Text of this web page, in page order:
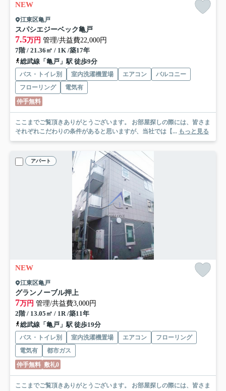
NEW
江東区亀戸
スパシエジーベック亀戸
7.5万円 管理/共益費22,000円
7階 / 21.36㎡ / 1K /築17年
総武線「亀戸」駅 徒歩9分
バス・トイレ別 室内洗濯機置場 エアコン
バルコニー
フローリング
電気有
仲手無料
ここまでご覧頂きありがとうございます。 お部屋探しの際には、皆さま
それぞれこだわりの条件があると思いますが、当社では【... もっと見る
アパート
NEW
江東区亀戸
グランノーブル押上
7万円 管理/共益費3,000円
2階 / 13.05㎡ / 1R /築11年
総武線「亀戸」駅 徒歩19分
バス・トイレ別 室内洗濯機置場 エアコン
フローリング
電気有
都市ガス
仲手無料 敷礼0
ここまでご覧頂きありがとうございます。 お部屋探しの際には、皆さま